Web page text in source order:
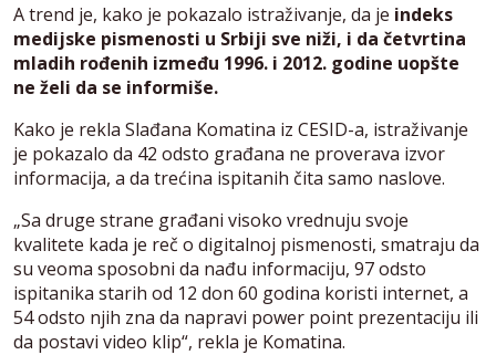
A trend je, kako je pokazalo istraživanje, da je indeks
medijske pismenosti u Srbiji sve niži, i da četvrtina
mladih rođenih između 1996. i 2012. godine uopšte
ne želi da se informiše.
Kako je rekla Slađana Komatina iz CESID-a, istraživanje
je pokazalo da 42 odsto građana ne proverava izvor
informacija, a da trećina ispitanih čita samo naslove.
„Sa druge strane građani visoko vrednuju svoje
kvalitete kada je reč o digitalnoj pismenosti, smatraju da
su veoma sposobni da nađu informaciju, 97 odsto
ispitanika starih od 12 don 60 godina koristi internet, a
54 odsto njih zna da napravi power point prezentaciju ili
da postavi video klip“, rekla je Komatina.